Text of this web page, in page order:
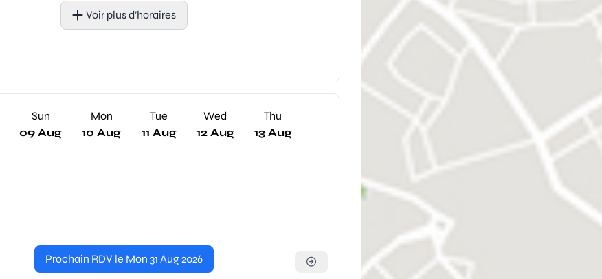
Voir plus d’horaires
Sun
09 Aug
Mon
10 Aug
Tue
11 Aug
Wed
12 Aug
Thu
13 Aug
Prochain RDV le Mon 31 Aug 2026